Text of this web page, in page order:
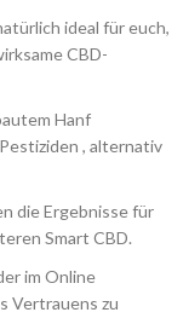
ideal für euch,
CBD-
Hanf
, alternativ
die Ergebnisse für
Smart CBD.
im Online
Vertrauens zu